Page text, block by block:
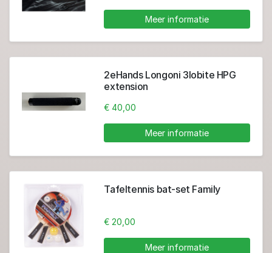
Meer informatie
2eHands Longoni 3lobite HPG
extension
€ 40,00
Meer informatie
Tafeltennis bat-set Family
€ 20,00
Meer informatie